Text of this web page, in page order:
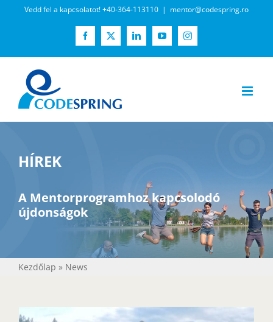
KihagyásVedd fel a kapcsolatot! +40-364-113110 | mentor@codespring.ro
Facebook
X LinkedInYouTubeInstagram
HÍREK
A Mentorprogramhoz kapcsolodó
újdonságok
Kezdőlap » News